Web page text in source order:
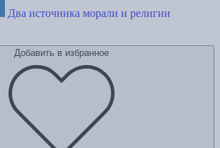
Два источника морали и религии
Добавить в избранное